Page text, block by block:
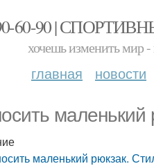
60-90 |
хочешь изменить мир -
главная новости
маленький
маленький рюкзак.